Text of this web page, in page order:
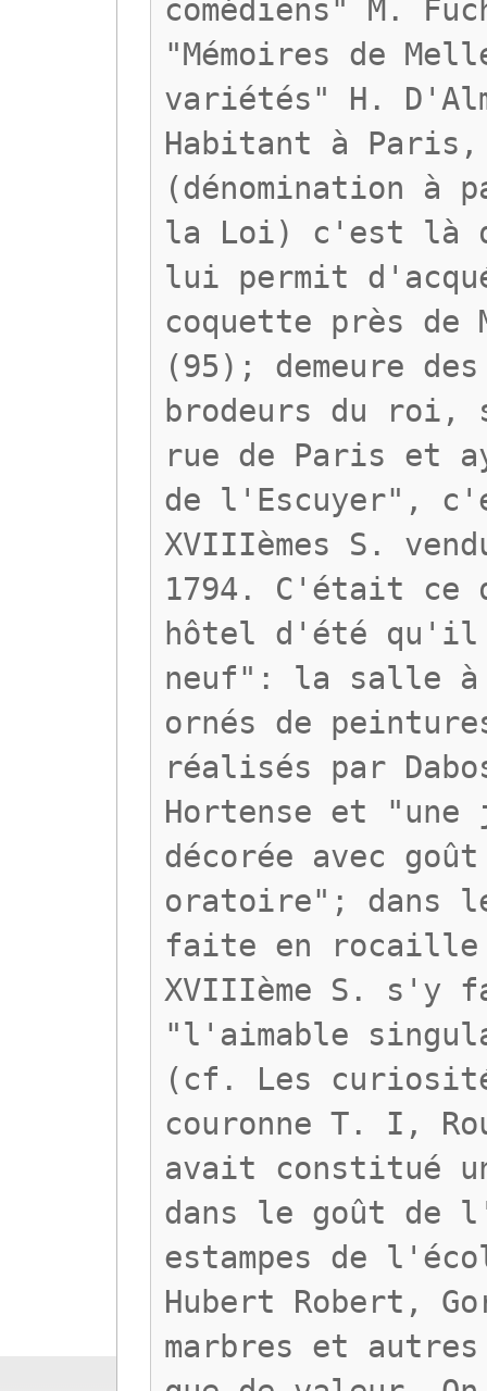
comédiens" M.
"Mémoires de
variétés" H.
Habitant à
(dénomination à
la Loi) c'est là
lui permit
coquette près de
(95); demeure
brodeurs du roi,
rue de Paris et
de l'Escuyer",
XVIIIèmes S.
1794. C'était ce
hôtel d'été
neuf": la salle à
ornés de
réalisés par
Hortense et
décorée avec
oratoire"; dans
faite en rocaille
XVIIIème S. s'y
"l'aimable
(cf. Les
couronne T. I,
avait constitué
dans le goût de
estampes de
Hubert Robert,
marbres et